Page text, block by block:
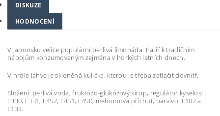
DISKUZE
HODNOCENÍ
V Japonsku velice populární perlivá limonáda. Patří k tradičním
nápojům konzumovaným zejména v horkých letních dnech.
V hrdle lahve je skleněná kulička, kterou je třeba zatlačit dovnitř.
Složení: perlivá voda, fruktózo-glukózový sirup, regulátor kyselosti:
E330, E331, E452, E451, E450, melounová příchuť, barvivo: E102 a
E133.